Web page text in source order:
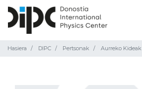
Hasiera DIPC Pertsonak Aurreko Kideak